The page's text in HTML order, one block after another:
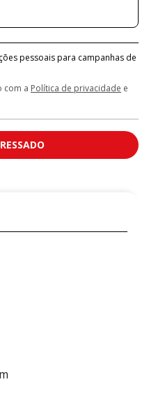
pessoais para campanhas de
com a Política de privacidade e